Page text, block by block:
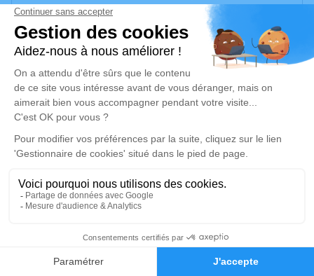
Faire-part Hommages
vos condoléances, partager des photos souvenirs, une
anecdote ou exprimer vos pensées à travers des
poèmes ou des textes. Cet endroit est un lieu
d'expression dédié à honorer la mémoire de Beatriz DA
SILVA.
Un service de plantation d’arbre hommage est
disponible ici.
Je rends hommage
Cérémonie religieuse
Église de Saint-Gobain
02410 Saint Gobain